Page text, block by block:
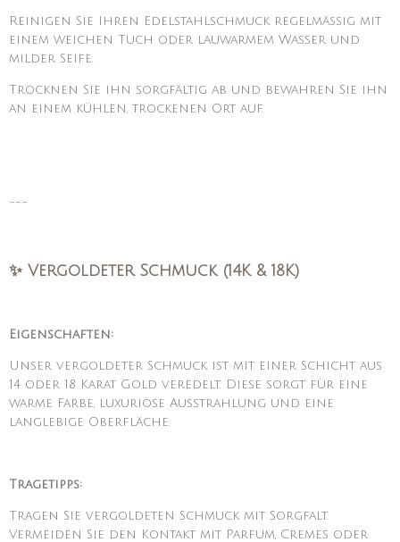
Reinigen Sie Ihren Edelstahlschmuck regelmäßig mit
einem weichen Tuch oder lauwarmem Wasser und
milder Seife.
Trocknen Sie ihn sorgfältig ab und bewahren Sie ihn
an einem kühlen, trockenen Ort auf.
---
✨ Vergoldeter Schmuck (14K & 18K)
Eigenschaften:
Unser vergoldeter Schmuck ist mit einer Schicht aus
14 oder 18 Karat Gold veredelt. Diese sorgt für eine
warme Farbe, luxuriöse Ausstrahlung und eine
langlebige Oberfläche.
Tragetipps:
Tragen Sie vergoldeten Schmuck mit Sorgfalt.
Vermeiden Sie den Kontakt mit Parfum, Cremes oder